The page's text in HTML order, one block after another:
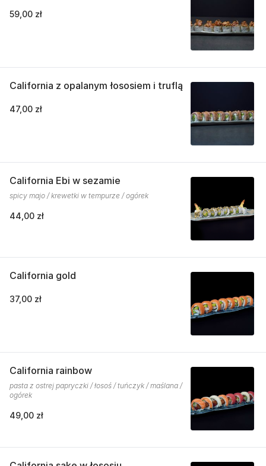
59,00 zł
California z opalanym łososiem i truflą
47,00 zł
California Ebi w sezamie
spicy majo / krewetki w tempurze / ogórek
44,00 zł
California gold
37,00 zł
California rainbow
pasta z ostrej papryczki / łosoś / tuńczyk / maślana /
ogórek
49,00 zł